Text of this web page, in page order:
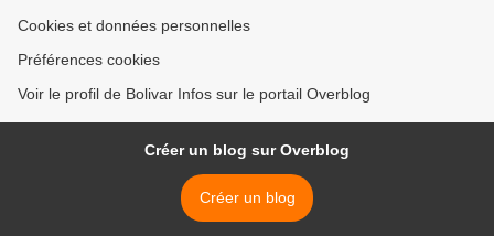
Cookies et données personnelles
Préférences cookies
Voir le profil de Bolivar Infos sur le portail Overblog
Créer un blog sur Overblog
Créer un blog